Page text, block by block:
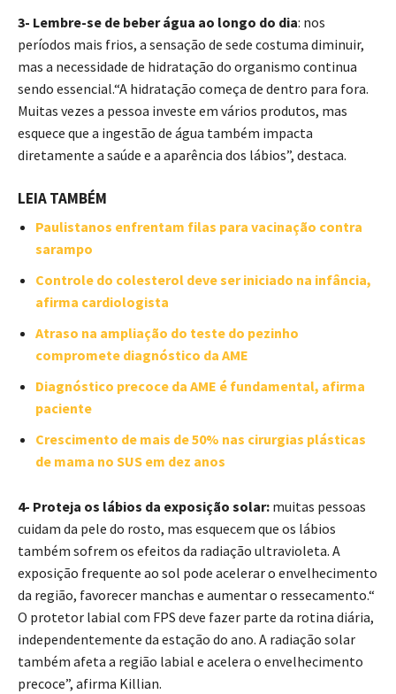
3- Lembre-se de beber água ao longo do dia: nos
períodos mais frios, a sensação de sede costuma diminuir,
mas a necessidade de hidratação do organismo continua
sendo essencial.“A hidratação começa de dentro para fora.
Muitas vezes a pessoa investe em vários produtos, mas
esquece que a ingestão de água também impacta
diretamente a saúde e a aparência dos lábios”, destaca.
LEIA TAMBÉM
Paulistanos enfrentam filas para vacinação contra
sarampo
Controle do colesterol deve ser iniciado na infância,
afirma cardiologista
Atraso na ampliação do teste do pezinho
compromete diagnóstico da AME
Diagnóstico precoce da AME é fundamental, afirma
paciente
Crescimento de mais de 50% nas cirurgias plásticas
de mama no SUS em dez anos
4- Proteja os lábios da exposição solar: muitas pessoas
cuidam da pele do rosto, mas esquecem que os lábios
também sofrem os efeitos da radiação ultravioleta. A
exposição frequente ao sol pode acelerar o envelhecimento
da região, favorecer manchas e aumentar o ressecamento.“
O protetor labial com FPS deve fazer parte da rotina diária,
independentemente da estação do ano. A radiação solar
também afeta a região labial e acelera o envelhecimento
precoce”, afirma Killian.